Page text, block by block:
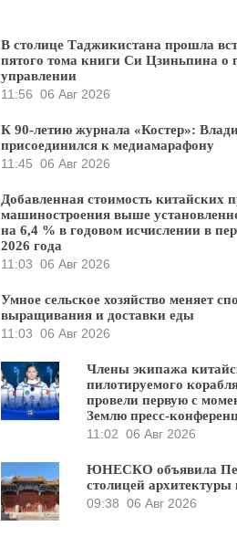
В столице Таджикистана прошла
пятого тома книги Си Цзиньпина о
управлении
11:56 06 Авг 2026
К 90-летию журнала «Костер»:
присоединился к медиамарафону
11:45 06 Авг 2026
Добавленная стоимость китайских
машиностроения выше
на 6,4 % в годовом исчислении в
2026 года
11:03 06 Авг 2026
Умное сельское хозяйство меняет
выращивания и доставки еды
11:03 06 Авг 2026
Члены экипажа
пилотируемого
провели первую с
Землю пресс-
11:02 06 Авг 2026
ЮНЕСКО объявила
столицей архитектуры
09:38 06 Авг 2026